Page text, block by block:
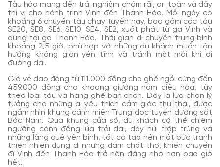
Tàu hỏa mang đến trải nghiệm chậm rãi, an toàn và đầy
thi vị cho hành trình Vinh đến Thanh Hóa. Mỗi ngày có
khoảng 6 chuyến tàu chạy tuyến này, bao gồm các tàu
SE20, SE8, SE6, SE10, SE4, SE2, xuất phát từ ga Vinh và
dừng tại ga Thanh Hóa. Thời gian di chuyển trung bình
khoảng 2,5 giờ, phù hợp với những du khách muốn tận
hưởng không gian yên tĩnh và tránh mệt mỏi khi đi
đường dài.
Giá vé dao động từ 111.000 đồng cho ghế ngồi cứng đến
459.000 đồng cho khoang giường nằm điều hòa, tùy
theo loại tàu và hạng ghế bạn chọn. Đây là lựa chọn lý
tưởng cho những ai yêu thích cảm giác thư thái, được
ngắm nhìn khung cảnh miền Trung dọc tuyến đường sắt
Bắc Nam. Qua khung cửa sổ, du khách có thể chiêm
ngưỡng cánh đồng lúa trải dài, dãy núi trập trùng và
những làng quê yên bình, tất cả tạo nên một bức tranh
thiên nhiên dung dị nhưng đậm chất thơ, khiến chuyến
đi Vinh đến Thanh Hóa trở nên đáng nhớ hơn bao giờ
hết.